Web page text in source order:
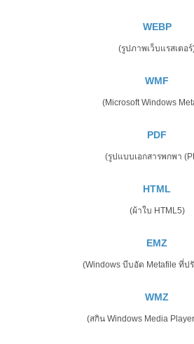
WEBP
(รูปภาพเว็บแรสเตอร์
WMF
(Microsoft Windows
PDF
(รูปแบบเอกสารพกพา
HTML
(ผ้าใบ HTML5)
EMZ
(Windows บีบอัด Metafile ที่ป
WMZ
(สกิน Windows Media